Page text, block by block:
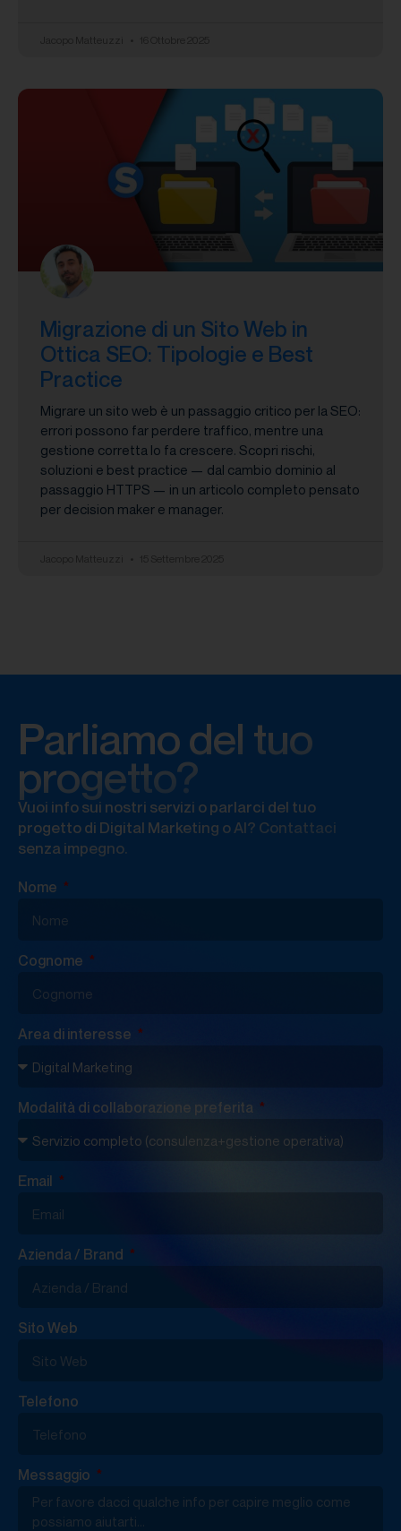
Migrazione di un Sito Web in
Ottica SEO: Tipologie e Best
Practice
Migrare un sito web è un passaggio critico per la SEO:
errori possono far perdere traffico, mentre una
gestione corretta lo fa crescere. Scopri rischi,
soluzioni e best practice — dal cambio dominio al
passaggio HTTPS — in un articolo completo pensato
per decision maker e manager.
Parliamo del tuo
progetto?
Vuoi info sui nostri servizi o parlarci del tuo
progetto di Digital Marketing o AI? Contattaci
senza impegno.
Nome
Cognome
Area di interesse
Modalità di collaborazione preferita
Email
Azienda / Brand
Sito Web
Telefono
Messaggio